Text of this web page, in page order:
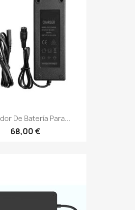
De Batería Para...
68,00 €